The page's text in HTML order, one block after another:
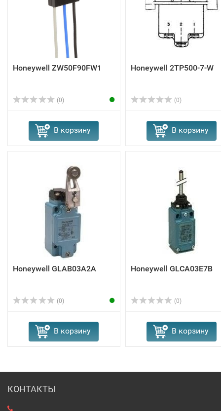
Honeywell ZW50F90FW1
(0)
В корзину
Honeywell 2TP500-7-W
(0)
В корзину
Honeywell GLAB03A2A
(0)
В корзину
Honeywell GLCA03E7B
(0)
В корзину
КОНТАКТЫ